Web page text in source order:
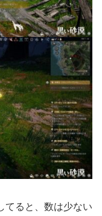
てると、数は少ない